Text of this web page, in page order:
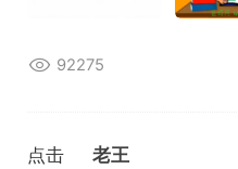
92275
点击
老王